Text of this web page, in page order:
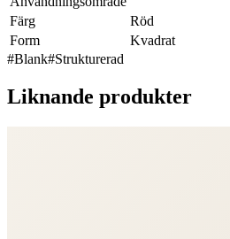
Färg
Röd
Form
Kvadrat
#Blank#Strukturerad
Liknande produkter